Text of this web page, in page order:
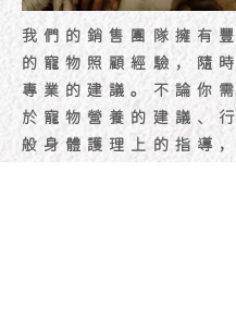
我們的銷售團隊擁有
的寵物照顧經驗，隨
專業的建議。不論你
於寵物營養的建議、
般身體護理上的指導